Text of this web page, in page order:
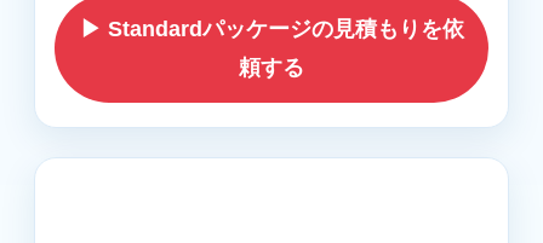
▶ Standardパッケージの見積もりを依
頼する